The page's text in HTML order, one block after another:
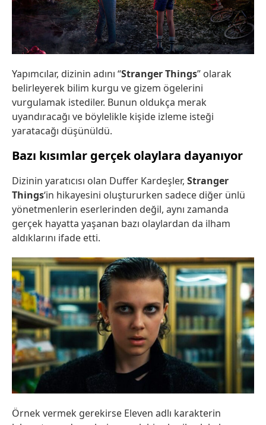
Yapımcılar, dizinin adını “Stranger Things” olarak
belirleyerek bilim kurgu ve gizem ögelerini
vurgulamak istediler. Bunun oldukça merak
uyandıracağı ve böylelikle kişide izleme isteği
yaratacağı düşünüldü.
Bazı kısımlar gerçek olaylara dayanıyor
Dizinin yaratıcısı olan Duffer Kardeşler, Stranger
Things‘in hikayesini oluştururken sadece diğer ünlü
yönetmenlerin eserlerinden değil, aynı zamanda
gerçek hayatta yaşanan bazı olaylardan da ilham
aldıklarını ifade etti.
Örnek vermek gerekirse Eleven adlı karakterin